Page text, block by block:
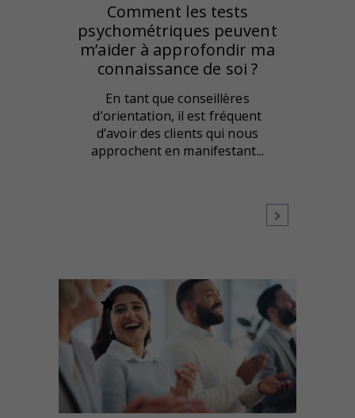
Comment les tests
psychométriques peuvent
m’aider à approfondir ma
connaissance de soi ?
En tant que conseillères
d’orientation, il est fréquent
d’avoir des clients qui nous
approchent en manifestant...